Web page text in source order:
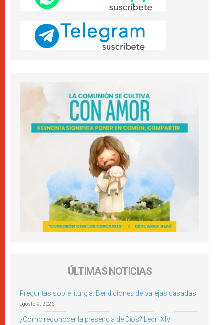
ÚLTIMAS NOTICIAS
Preguntas sobre liturgia: Bendiciones de parejas casadas
agosto 9, 2026
¿Cómo reconocer la presencia de Dios? León XIV